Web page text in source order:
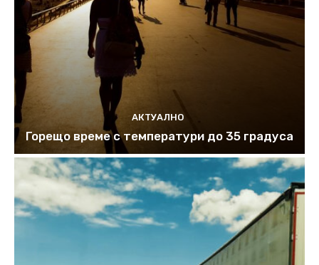
АКТУАЛНО
Горещо време с температури до 35 градуса